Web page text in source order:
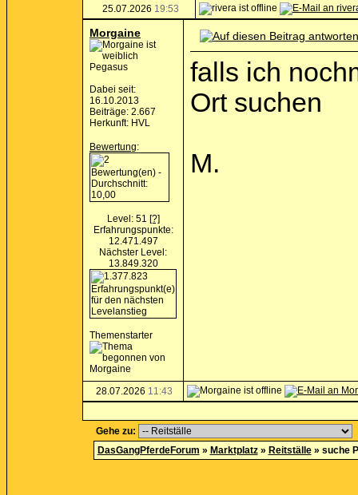
25.07.2026 19:53
Morgaine
Pegasus
Dabei seit:
16.10.2013
Beiträge: 2.667
Herkunft: HVL
Bewertung:
Level: 51 [?]
Erfahrungspunkte:
12.471.497
Nächster Level:
13.849.320
Themenstarter
falls ich
Ort suchen
M.
28.07.2026 11:43
Gehe zu:
DasGangPferdeForum » Marktplatz» Reitställe» suche